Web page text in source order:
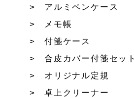
アルミペンケース
メモ帳
付箋ケース
合皮カバー付箋セット
オリジナル定規
卓上クリーナー